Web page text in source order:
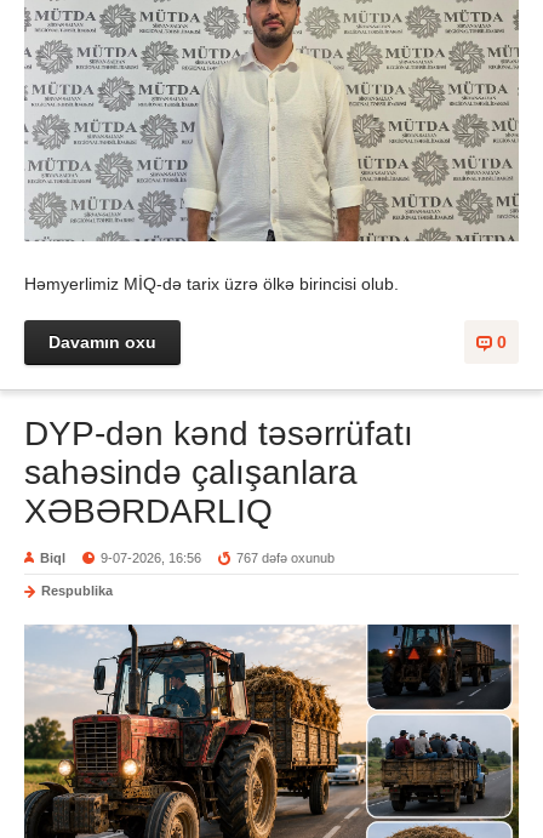
Həmyerlimiz MİQ-də tarix üzrə ölkə birincisi olub.
0
Davamın oxu
DYP-dən kənd təsərrüfatı
sahəsində çalışanlara
XƏBƏRDARLIQ
Biql 9-07-2026, 16:56 767 dəfə oxunub
Respublika